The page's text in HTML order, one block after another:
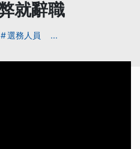
就辭職
選務人員 ...